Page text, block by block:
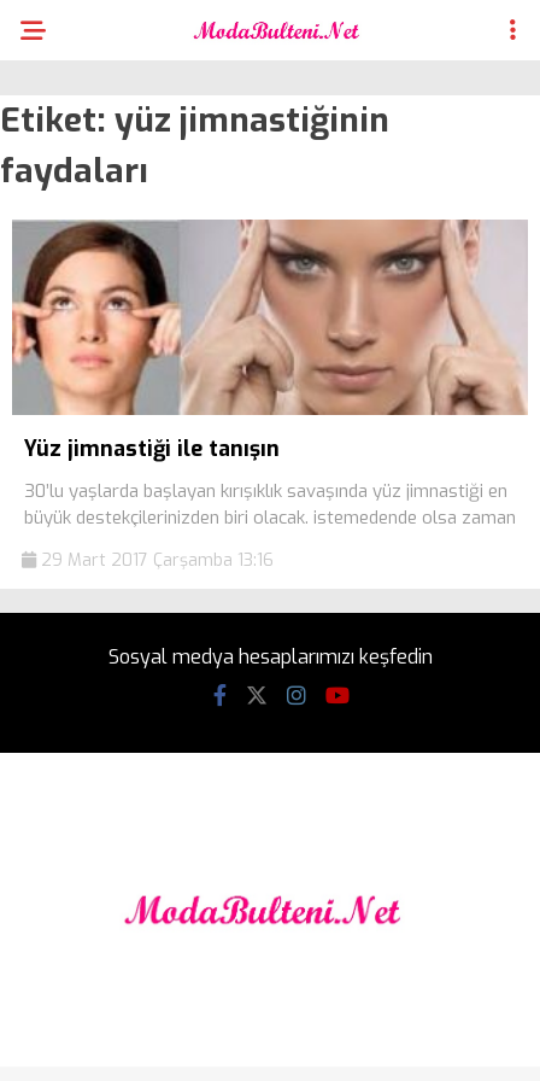
Etiket: yüz jimnastiğinin
faydaları
Yüz jimnastiği ile tanışın
30’lu yaşlarda başlayan kırışıklık savaşında yüz jimnastiği en
büyük destekçilerinizden biri olacak. istemedende olsa zaman
29 Mart 2017 Çarşamba 13:16
Sosyal medya hesaplarımızı keşfedin